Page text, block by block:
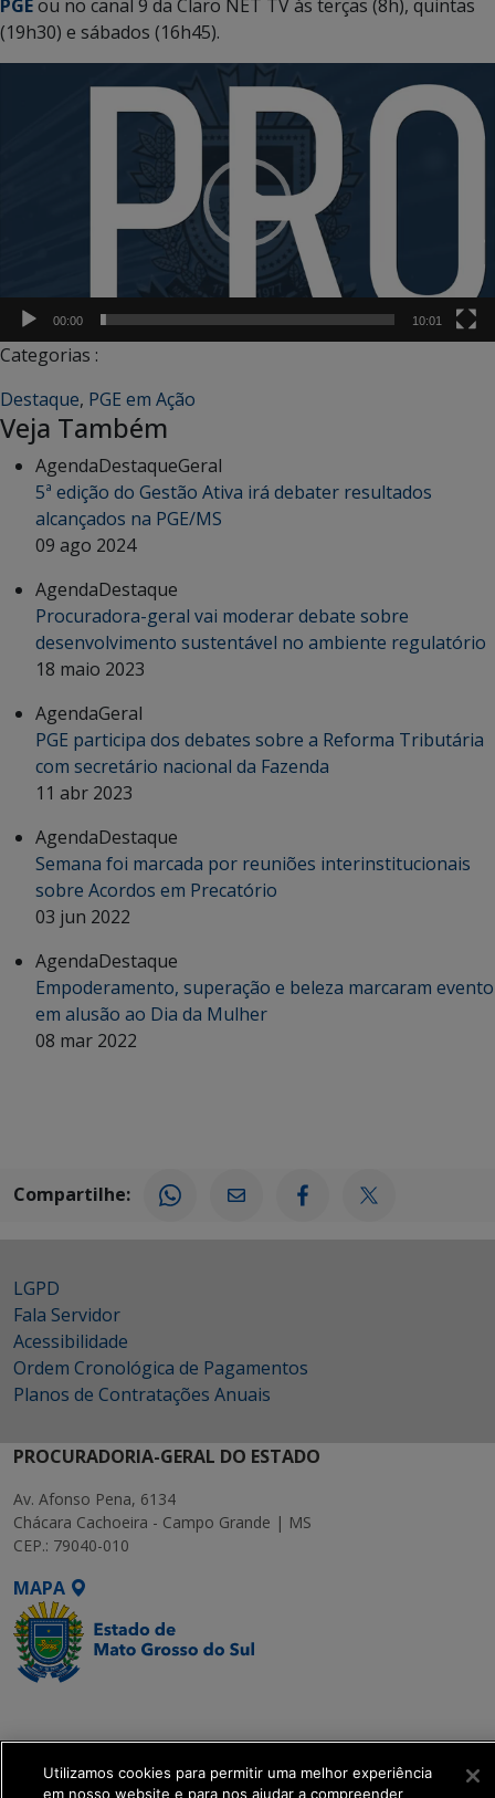
PGEou no canal 9 da Claro NET TV às terças (8h), quintas
(19h30) e sábados (16h45).
00:00 10:01
Categorias :
Destaque, PGE em Ação
Veja Também
AgendaDestaqueGeral
5ª edição do Gestão Ativa irá debater resultados
alcançados na PGE/MS
09 ago 2024
AgendaDestaque
Procuradora-geral vai moderar debate sobre
desenvolvimento sustentável no ambiente regulatório
18 maio 2023
AgendaGeral
PGE participa dos debates sobre a Reforma Tributária
com secretário nacional da Fazenda
11 abr 2023
AgendaDestaque
Semana foi marcada por reuniões interinstitucionais
sobre Acordos em Precatório
03 jun 2022
AgendaDestaque
Empoderamento, superação e beleza marcaram evento
em alusão ao Dia da Mulher
08 mar 2022
Compartilhe:
LGPD
Fala Servidor
Acessibilidade
Ordem Cronológica de Pagamentos
Planos de Contratações Anuais
PROCURADORIA-GERAL DO ESTADO
Av. Afonso Pena, 6134
Chácara Cachoeira - Campo Grande | MS
CEP.: 79040-010
MAPA
Executiva de
Transformação Digital
Utilizamos cookies para permitir uma melhor experiência
em nosso website e para nos ajudar a compreender